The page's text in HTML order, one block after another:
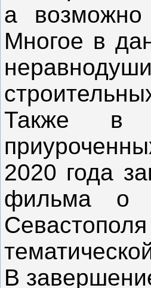
а
Многое в
Также в
2020 года
фильма о
В